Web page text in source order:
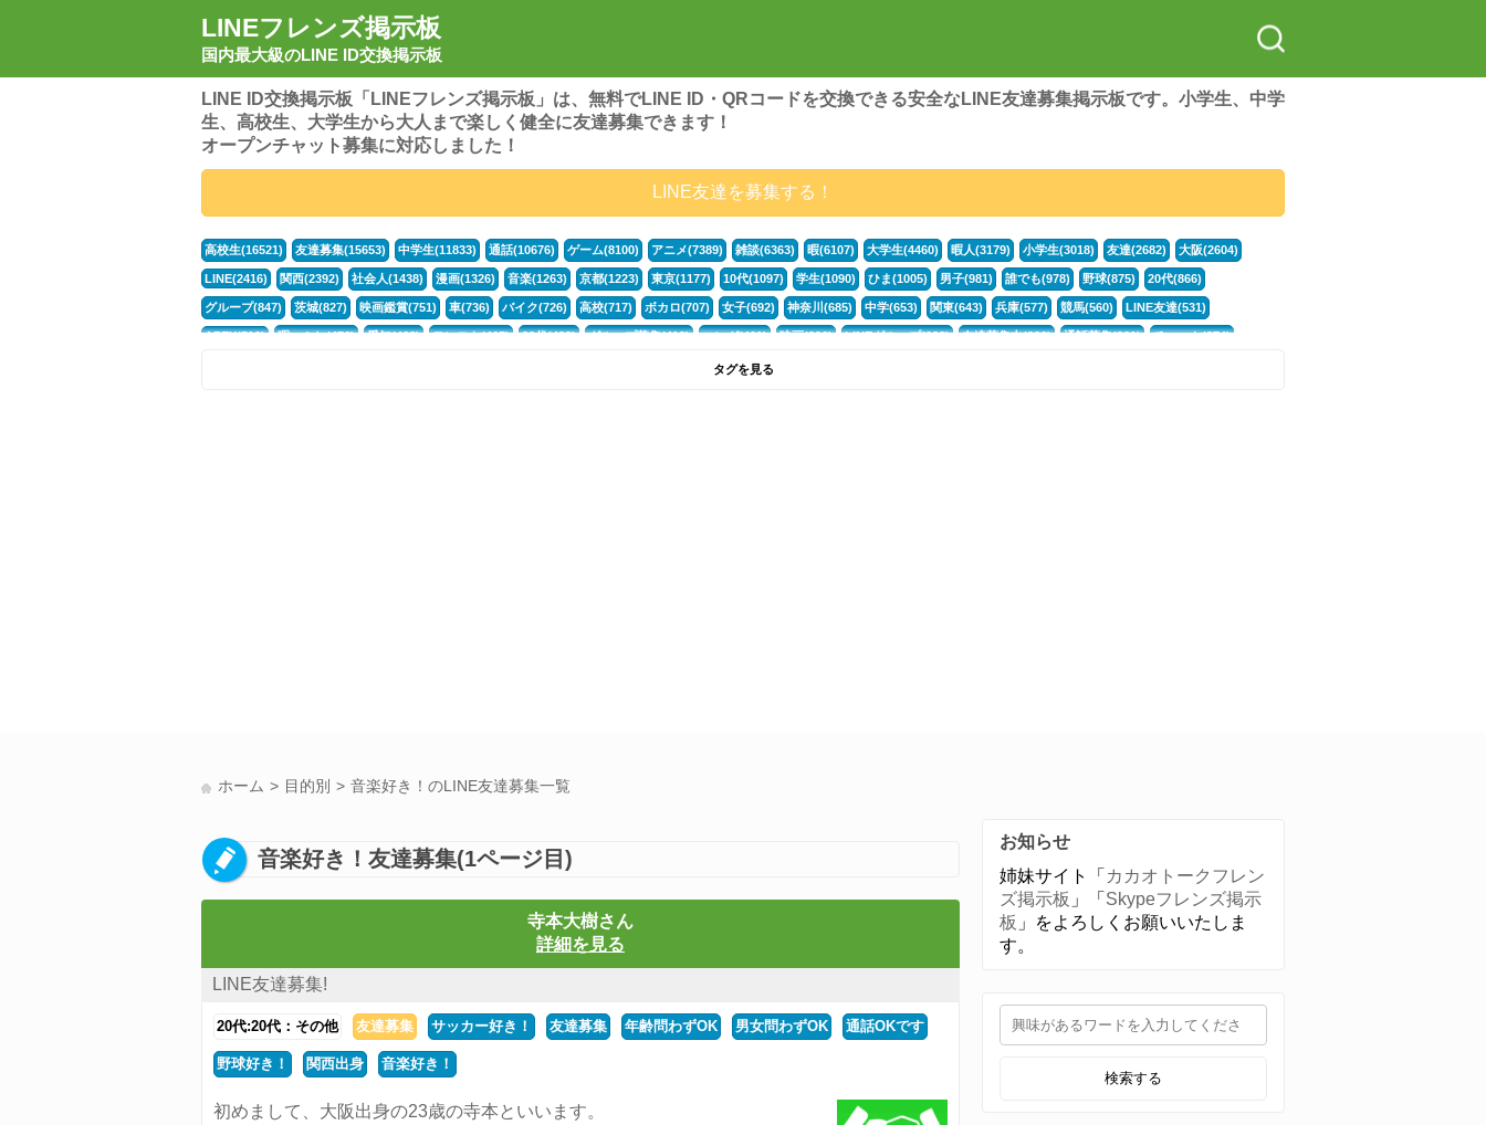
LINEフレンズ掲示板
国内最大級のLINE ID交換掲示板
LINE ID交換掲示板「LINEフレンズ掲示板」は、無料でLINE ID・QRコードを交換できる安全なLINE友達募集掲示板です。小学生、中学
生、高校生、大学生から大人まで楽しく健全に友達募集できます！
オープンチャット募集に対応しました！
LINE友達を募集する！
高校生(16521) 友達募集(15653) 中学生(11833) 通話(10676) ゲーム(8100) アニメ(7389) 雑談(6363) 暇(6107) 大学生(4460) 暇人(3179) 小学生(3018) 友達(2682) 大阪(2604)
LINE(2416) 関西(2392) 社会人(1438) 漫画(1326) 音楽(1263) 京都(1223) 東京(1177) 10代(1097) 学生(1090) ひま(1005) 男子(981) 誰でも(978) 野球(875) 20代(866)
グループ(847) 茨城(827) 映画鑑賞(751) 車(736) バイク(726) 高校(717) ボカロ(707) 女子(692) 神奈川(685) 中学(653) 関東(643) 兵庫(577) 競馬(560) LINE友達(531)
APEX(519) 暇つぶし(476) 愛知(468) モンスト(465) 30代(433) グループ募集(412) マンガ(401) 映画(396) LINEグループ(388) 友達募集中(382) 通話募集(381) チャット(374)
フォートナイト(320)
タグを見る
ホーム 目的別 音楽好き！のLINE友達募集一覧
音楽好き！友達募集(1ページ目)
寺本大樹さん
詳細を見る
LINE友達募集!
20代:20代：その他 友達募集 サッカー好き！ 友達募集 年齢問わずOK 男女問わずOK 通話OKです
野球好き！ 関西出身 音楽好き！
初めまして、大阪出身の23歳の寺本といいます。
お知らせ
姉妹サイト「 カカオトークフレン
ズ掲示板 」「 Skypeフレンズ掲示
板 」をよろしくお願いいたしま
す。
検索する